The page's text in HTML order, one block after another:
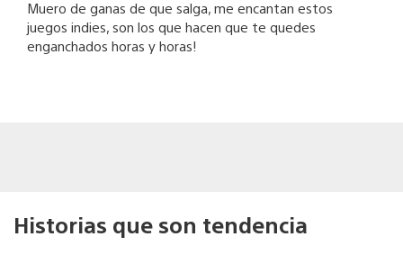
Muero de ganas de que salga, me encantan estos
juegos indies, son los que hacen que te quedes
enganchados horas y horas!
Historias que son tendencia